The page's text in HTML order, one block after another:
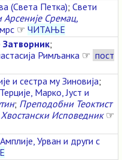
(Света Петка); Свети
Арсеније Сремац,
мрс ☞ ЧИТАЊЕ
Затворник;
Римљанка ☞ пост
и сестра му Зиновија;
Марко, Јуст и
; Преподобни Теоктист
Исповедник☞
Урван и други с